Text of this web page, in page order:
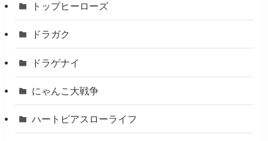
トップヒーローズ
ドラガク
ドラゲナイ
にゃんこ大戦争
ハートピアスローライフ